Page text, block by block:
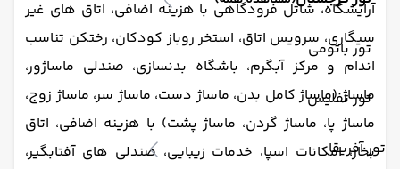
تور باتومی
تور تفلیس
تور آفریقا
آرایشگاه، شاتل فرودگاهی با هزینه اضافی، اتاق های غیر
سیگاری، سرویس اتاق، استخر روباز کودکان، رختکن تناسب
اندام و مرکز آبگرم، باشگاه بدنسازی، صندلی ماساژور،
ماساژ (ماساژ کامل بدن، ماساژ دست، ماساژ سر، ماساژ زوج،
ماساژ پا، ماساژ گردن، ماساژ پشت) با هزینه اضافی، اتاق
بخار، امکانات اسپا، خدمات زیبایی، صندلی های آفتابگیر،